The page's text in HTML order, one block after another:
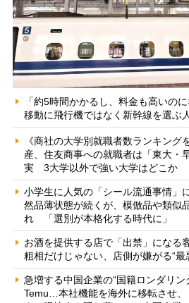
「約5時間かかるし、料金も高いの
移動に飛行機ではなく新幹線を選ぶ
《商社の大学別就職者数ランキング
産、住友商事への就職者は「東大・
実 3大学以外で強い大学はどこか
小学生に人気の「シール流通事情
然品薄状態が続くが、模倣品や類似
れ 「選別が本格化する時代に」
お酒を提供する店で「出禁」にな
粗相だけじゃない、店側が嫌がる“最
急増する中国企業の“国籍ロンダリン
Temu…本社機能を海外に移転させ、